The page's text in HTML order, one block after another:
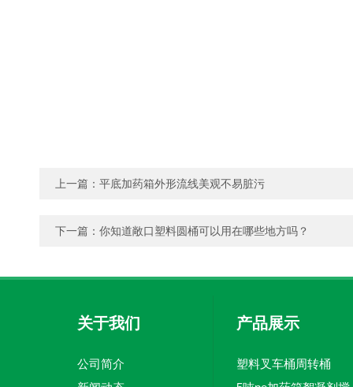
上一篇： 平底加药箱外形流线美观不易脏污
下一篇： 你知道敞口塑料圆桶可以用在哪些地方吗？
关于我们
公司简介
产品展示
塑料叉车桶周转桶